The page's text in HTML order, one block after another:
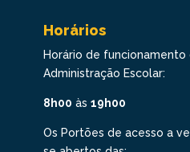
Horários
Horário de funcionamento
Administração Escolar:
8h00 às 19h00
Os Portões de acesso a